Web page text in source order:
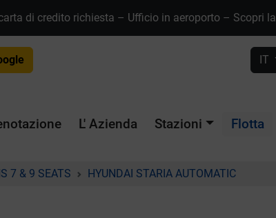
di credito richiesta – Ufficio in aeroporto – Scopri la
IT
L' Azienda Stazioni Flotta
7 & 9 SEATS HYUNDAI STARIA AUTOMATIC